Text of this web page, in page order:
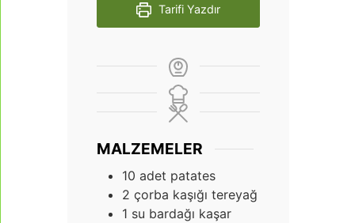
Tarifi Yazdır
MALZEMELER
10 adet patates
2 çorba kaşığı tereyağ
1 su bardağı kaşar